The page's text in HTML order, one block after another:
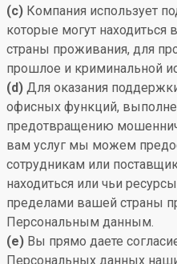
(c) Компания использует
которые могут находиться
страны проживания, для
прошлое и криминальной
(d) Для оказания
офисных функций,
предотвращению
вам услуг мы можем
сотрудникам или
находиться или чьи
пределами вашей страны
Персональным данным.
(e) Вы прямо даете
Персональных данных